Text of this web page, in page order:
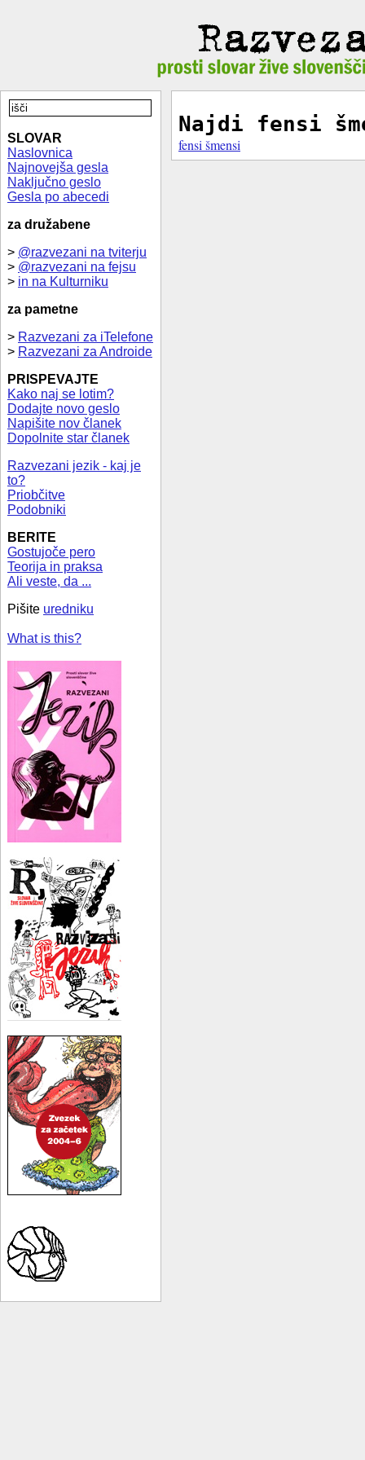
SLOVAR
Naslovnica
Najnovejša gesla
Naključno geslo
Gesla po abecedi
za družabene
> @razvezani na tviterju
> @razvezani na fejsu
> in na Kulturniku
za pametne
> Razvezani za iTelefone
> Razvezani za Androide
PRISPEVAJTE
Kako naj se lotim?
Dodajte novo geslo
Napišite nov članek
Dopolnite star članek
Razvezani jezik - kaj je
to?
Priobčitve
Podobniki
BERITE
Gostujoče pero
Teorija in praksa
Ali veste, da ...
Pišite uredniku
What is this?
Najdi fensi
fensi šmensi